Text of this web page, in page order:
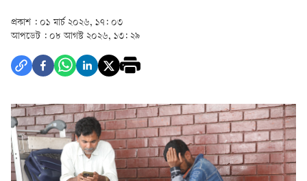
প্রকাশ : ০১ মার্চ ২০২৬, ১৭: ০৩
আপডেট : ০৮ আগস্ট ২০২৬, ১৩: ২৯